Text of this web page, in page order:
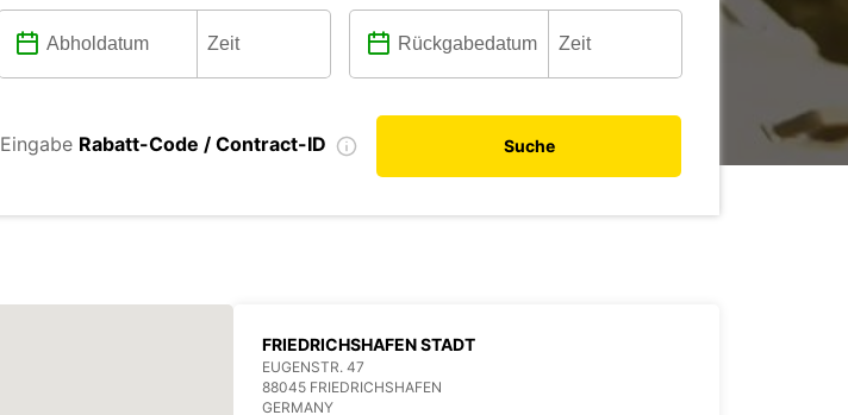
Eingabe Rabatt-Code / Contract-ID Suche
FRIEDRICHSHAFEN STADT
EUGENSTR. 47
88045 FRIEDRICHSHAFEN
GERMANY